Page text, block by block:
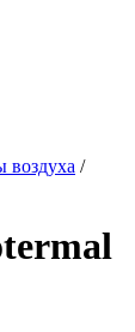
воздуха /